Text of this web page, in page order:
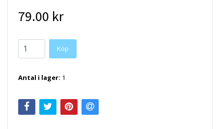
79.00 kr
Antal i lager: 1